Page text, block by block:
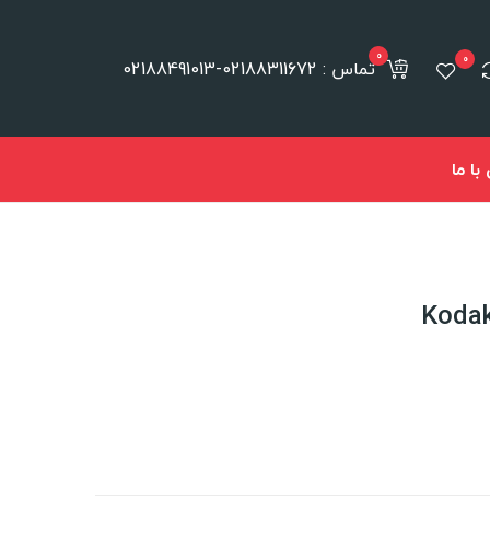
0 تماس : 02188311672-021884910130
ما